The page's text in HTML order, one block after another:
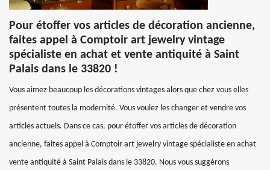
Pour étoffer vos articles de décoration ancienne,
faites appel à Comptoir art jewelry vintage
spécialiste en achat et vente antiquité à Saint
Palais dans le 33820 !
Vous aimez beaucoup les décorations vintages alors que chez vous elles
présentent toutes la modernité. Vous voulez les changer et vendre vos
articles actuels. Dans ce cas, pour étoffer vos articles de décoration
ancienne, faites appel à Comptoir art jewelry vintage spécialiste en achat
vente antiquité à Saint Palais dans le 33820. Nous vous suggérons